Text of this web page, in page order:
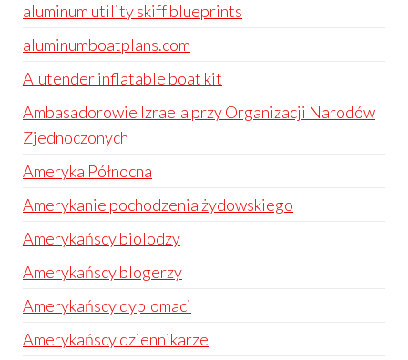
aluminum utility skiff blueprints
aluminumboatplans.com
Alutender inflatable boat kit
Ambasadorowie Izraela przy Organizacji Narodów
Zjednoczonych
Ameryka Północna
Amerykanie pochodzenia żydowskiego
Amerykańscy biolodzy
Amerykańscy blogerzy
Amerykańscy dyplomaci
Amerykańscy dziennikarze